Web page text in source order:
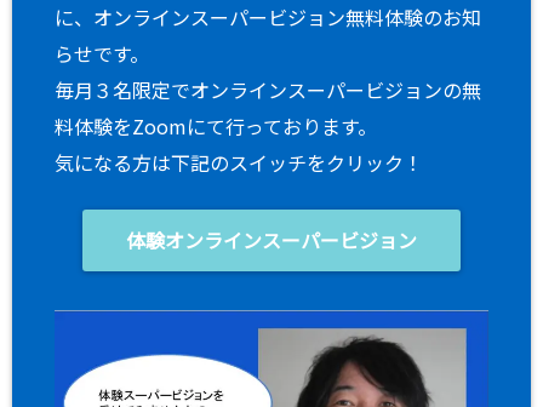
に、オンラインスーパービジョン無料体験のお知
らせです。
毎月３名限定でオンラインスーパービジョンの無
料体験をZoomにて行っております。
気になる方は下記のスイッチをクリック！
体験オンラインスーパービジョン